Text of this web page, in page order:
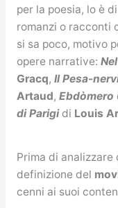
per la poesia, lo è
romanzi o racconti
si sa poco, motivo
opere narrative:
Gracq, Il Pesa-
Artaud, Ebdòmero
di Parigi di Louis
Prima di
definizione del
cenni ai suoi